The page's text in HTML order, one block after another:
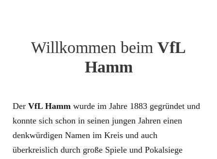
Willkommen beim VfL
Hamm
Der VfL Hamm wurde im Jahre 1883 gegründet und
konnte sich schon in seinen jungen Jahren einen
denkwürdigen Namen im Kreis und auch
überkreislich durch große Spiele und Pokalsiege